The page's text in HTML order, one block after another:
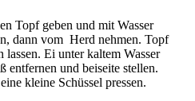
Topf geben und mit Wasser
dann vom Herd nehmen. Topf
Ei unter kaltem Wasser
entfernen und beiseite stellen.
kleine Schüssel pressen.